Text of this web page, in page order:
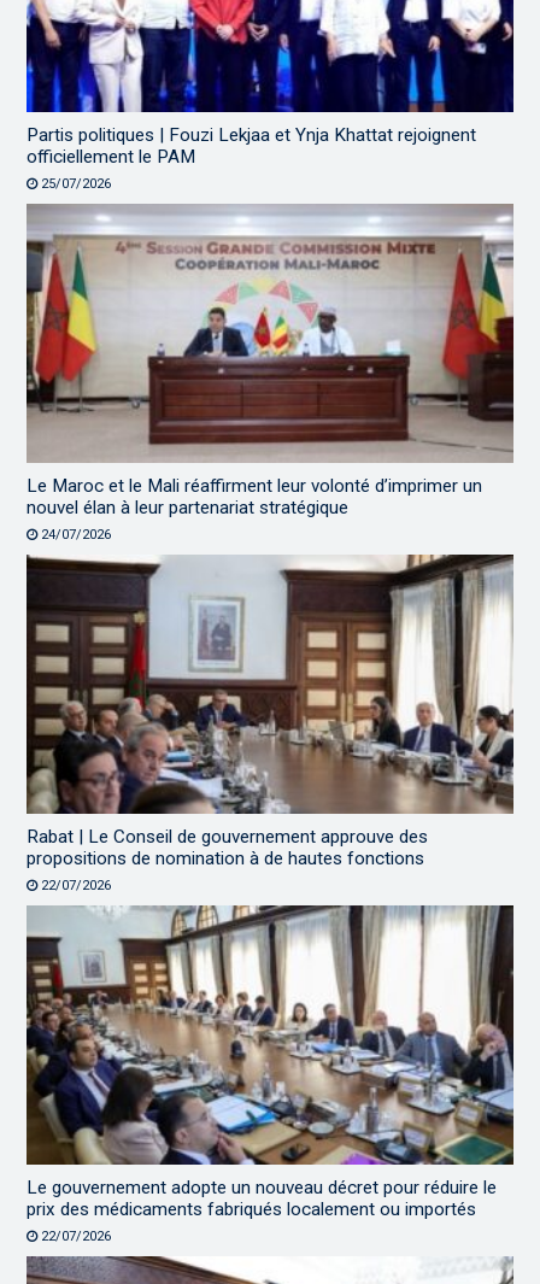
Partis politiques | Fouzi Lekjaa et Ynja Khattat rejoignent
officiellement le PAM
25/07/2026
Le Maroc et le Mali réaffirment leur volonté d’imprimer un
nouvel élan à leur partenariat stratégique
24/07/2026
Rabat | Le Conseil de gouvernement approuve des
propositions de nomination à de hautes fonctions
22/07/2026
Le gouvernement adopte un nouveau décret pour réduire le
prix des médicaments fabriqués localement ou importés
22/07/2026